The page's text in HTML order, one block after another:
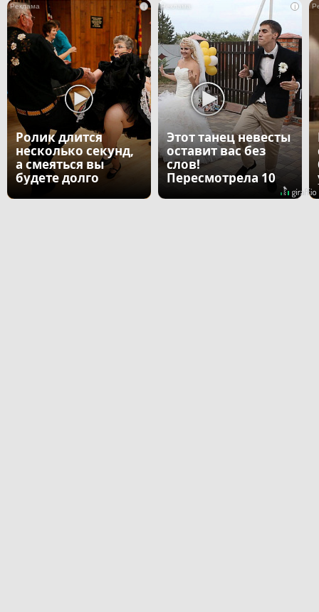
i
Ролик длится
несколько секунд,
а смеяться вы
будете долго
i
Этот танец невесты
оставит вас без
слов!
Пересмотрела 10